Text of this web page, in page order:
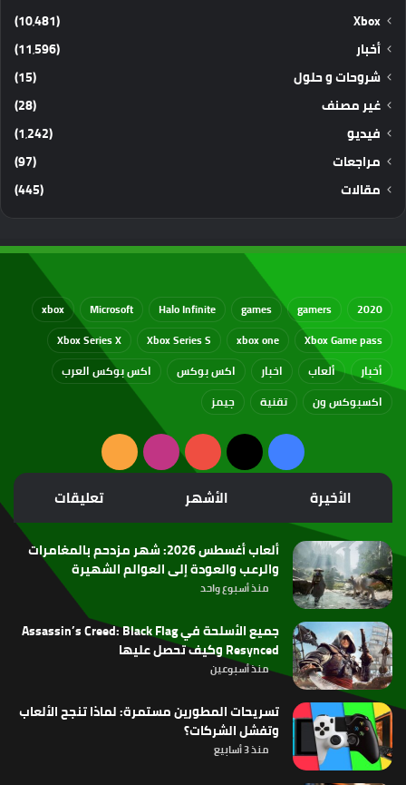
Xbox
(10٬481)
أخبار
(11٬596)
شروحات و حلول
(15)
غير مصنف
(28)
فيديو
(1٬242)
مراجعات
(97)
مقالات
(445)
2020
gamers
games
Halo Infinite
Microsoft
xbox
Xbox Game pass
xbox one
Xbox Series S
Xbox Series X
أخبار
ألعاب اخبار اكس بوكس
اكس بوكس العرب
اكسبوكس ون
تقنية جيمز
فيسبوك
‫X
‫YouTubeانستقرامملخص
الموقع
RSS
الأخيرة الأشهر تعليقات
ألعاب أغسطس 2026: شهر مزدحم بالمغامرات
والرعب والعودة إلى العوالم الشهيرة
منذ أسبوع واحد
جميع الأسلحة في Assassin’s Creed: Black Flag
Resynced وكيف تحصل عليها
منذ أسبوعين
تسريحات المطورين مستمرة: لماذا تنجح الألعاب
وتفشل الشركات؟
منذ 3 أسابيع